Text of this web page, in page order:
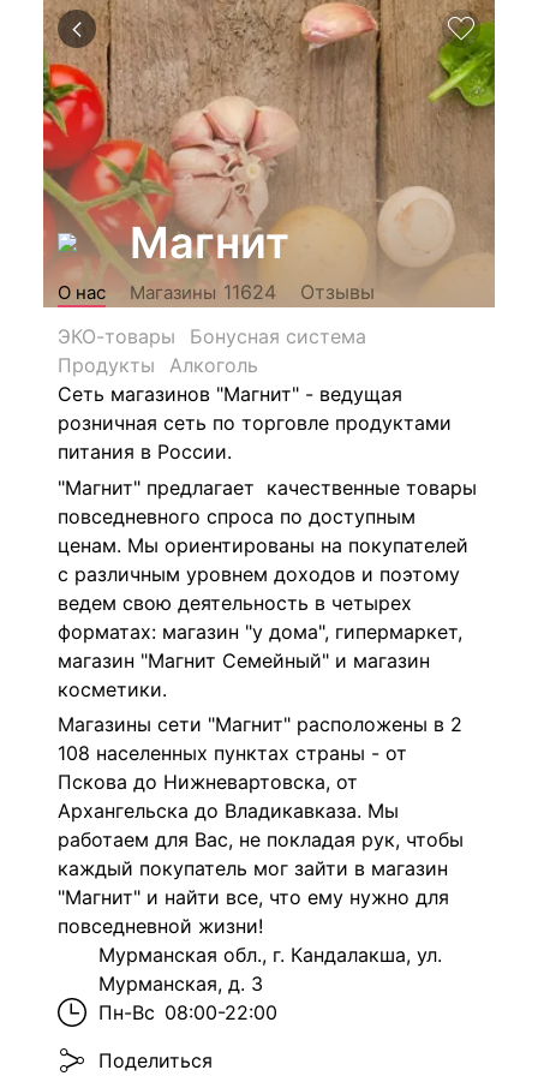
Магнит
О нас Магазины 11624
Отзывы
ЭКО-товары
Бонусная система
Продукты
Алкоголь
Сеть магазинов "Магнит" - ведущая
розничная сеть по торговле продуктами
питания в России.
"Магнит" предлагает качественные товары
повседневного спроса по доступным
ценам. Мы ориентированы на покупателей
с различным уровнем доходов и поэтому
ведем свою деятельность в четырех
форматах: магазин "у дома", гипермаркет,
магазин "Магнит Семейный" и магазин
косметики.
Магазины сети "Магнит" расположены в 2
108 населенных пунктах страны - от
Пскова до Нижневартовска, от
Архангельска до Владикавказа. Мы
работаем для Вас, не покладая рук, чтобы
каждый покупатель мог зайти в магазин
"Магнит" и найти все, что ему нужно для
повседневной жизни!
Мурманская обл., г. Кандалакша, ул.
Мурманская, д. 3
Пн-Вс 08:00-22:00
Поделиться